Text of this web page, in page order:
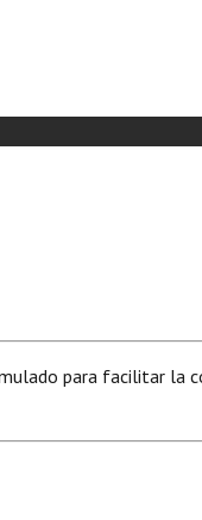
para facilitar la